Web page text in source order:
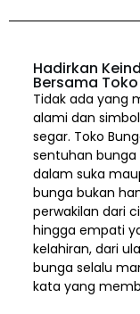
Hadirkan
Bersama
Tidak ada yang
alami dan
segar. Toko
sentuhan bunga
dalam suka
bunga bukan
perwakilan dari
hingga empati
kelahiran, dari
bunga selalu
kata yang